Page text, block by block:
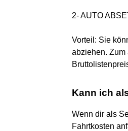
2- AUTO
Vorteil: Sie
abziehen. Zum
Kann ich
Wenn dir als
Fahrtkosten